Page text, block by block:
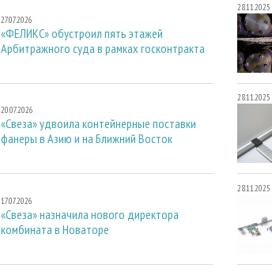
27.07.2026
«ФЕЛИКС» обустроил пять этажей
Арбитражного суда в рамках госконтракта
20.07.2026
«Свеза» удвоила контейнерные поставки
фанеры в Азию и на Ближний Восток
17.07.2026
«Свеза» назначила нового директора
комбината в Новаторе
28.11.2025
28.11.2025
28.11.2025